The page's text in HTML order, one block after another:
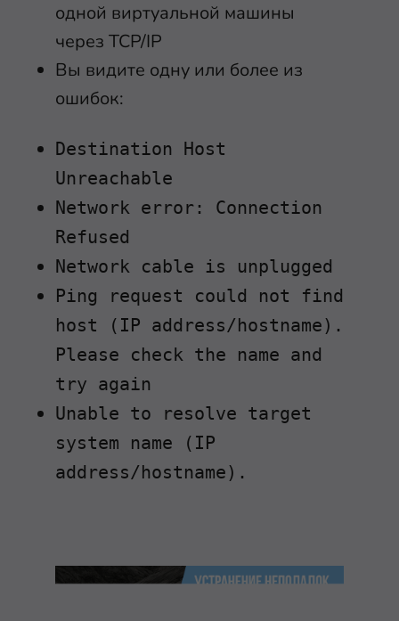
одной виртуальной машины
через TCP/IP
Вы видите одну или более из
ошибок:
Destination Host
Unreachable
Network error: Connection
Refused
Network cable is unplugged
Ping request could not find
host (IP address/hostname).
Please check the name and
try again
Unable to resolve target
system name (IP
address/hostname).